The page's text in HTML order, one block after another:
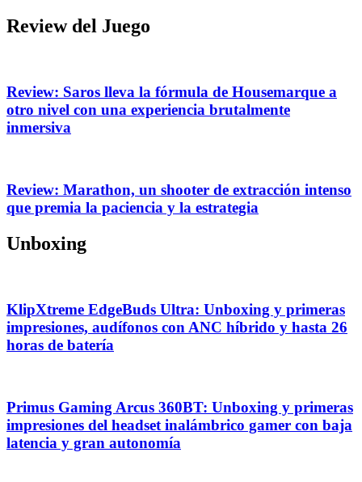
Review del Juego
Review: Saros lleva la fórmula de Housemarque a
otro nivel con una experiencia brutalmente
inmersiva
Review: Marathon, un shooter de extracción intenso
que premia la paciencia y la estrategia
Unboxing
KlipXtreme EdgeBuds Ultra: Unboxing y primeras
impresiones, audífonos con ANC híbrido y hasta 26
horas de batería
Primus Gaming Arcus 360BT: Unboxing y primeras
impresiones del headset inalámbrico gamer con baja
latencia y gran autonomía